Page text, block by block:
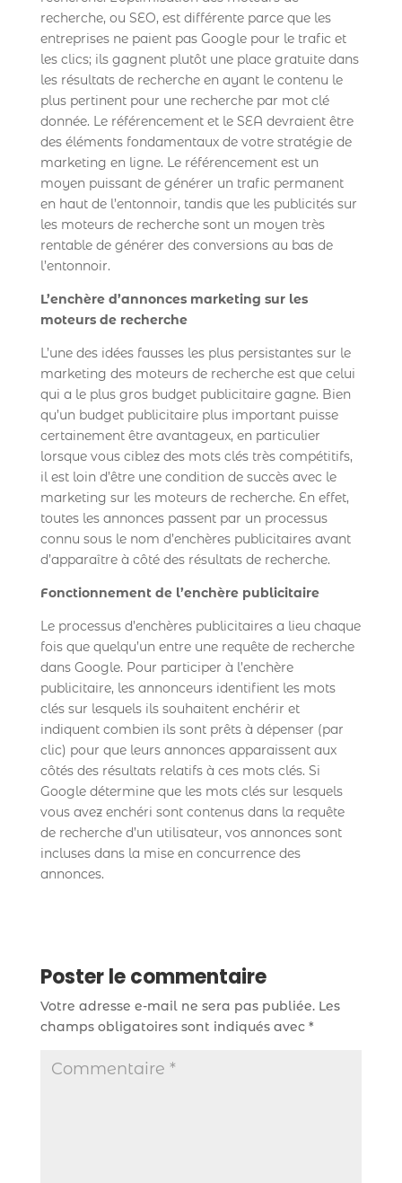
recherche, ou SEO, est différente parce que les
entreprises ne paient pas Google pour le trafic et
les clics; ils gagnent plutôt une place gratuite dans
les résultats de recherche en ayant le contenu le
plus pertinent pour une recherche par mot clé
donnée. Le référencement et le SEA devraient être
des éléments fondamentaux de votre stratégie de
marketing en ligne. Le référencement est un
moyen puissant de générer un trafic permanent
en haut de l’entonnoir, tandis que les publicités sur
les moteurs de recherche sont un moyen très
rentable de générer des conversions au bas de
l’entonnoir.
L’enchère d’annonces marketing sur les
moteurs de recherche
L’une des idées fausses les plus persistantes sur le
marketing des moteurs de recherche est que celui
qui a le plus gros budget publicitaire gagne. Bien
qu’un budget publicitaire plus important puisse
certainement être avantageux, en particulier
lorsque vous ciblez des mots clés très compétitifs,
il est loin d’être une condition de succès avec le
marketing sur les moteurs de recherche. En effet,
toutes les annonces passent par un processus
connu sous le nom d’enchères publicitaires avant
d’apparaître à côté des résultats de recherche.
Fonctionnement de l’enchère publicitaire
Le processus d’enchères publicitaires a lieu chaque
fois que quelqu’un entre une requête de recherche
dans Google. Pour participer à l’enchère
publicitaire, les annonceurs identifient les mots
clés sur lesquels ils souhaitent enchérir et
indiquent combien ils sont prêts à dépenser (par
clic) pour que leurs annonces apparaissent aux
côtés des résultats relatifs à ces mots clés. Si
Google détermine que les mots clés sur lesquels
vous avez enchéri sont contenus dans la requête
de recherche d’un utilisateur, vos annonces sont
incluses dans la mise en concurrence des
annonces.
Poster le commentaire
Votre adresse e-mail ne sera pas publiée. Les
champs obligatoires sont indiqués avec *